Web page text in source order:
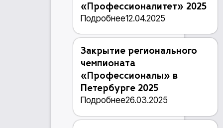
«Профессионалитет» 2025
Подробнее12.04.2025
Закрытие регионального
чемпионата
«Профессионалы» в
Петербурге 2025
Подробнее26.03.2025